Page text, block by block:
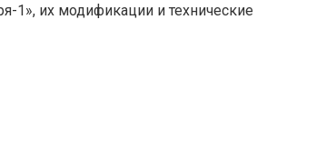
1», их модификации и технические